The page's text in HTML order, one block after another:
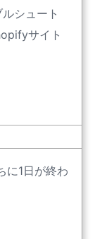
シュート
サイト
に1日が終わ